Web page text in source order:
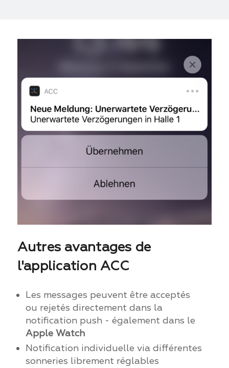
Autres avantages de
l'application ACC
Les messages peuvent être acceptés
ou rejetés directement dans la
notification push - également dans le
Apple Watch
Notification individuelle via différentes
sonneries librement réglables